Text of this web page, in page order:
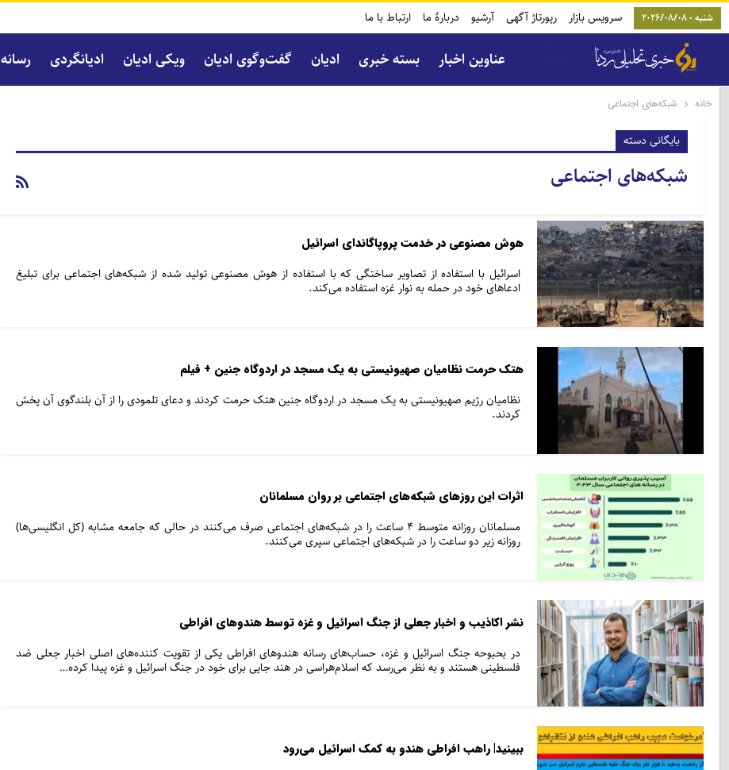
شنبه - 2026/08/08 سرویس بازار رپورتاژ آگهی آرشیو دربارۀ ما ارتباط با ما
عناوین اخبار بسته خبری ادیان گفت‌و‌گوی ادیان ویکی ادیان ادیانگردی رسانه
خانه شبکه‌های اجتماعی
بایگانی دسته
شبکه‌های اجتماعی
هوش مصنوعی در خدمت پروپاگاندای اسرائیل
اسرائیل با استفاده از تصاویر ساختگی که با استفاده از هوش مصنوعی تولید شده از شبکه‌های اجتماعی برای تبلیغ
ادعاهای خود در حمله به نوار غزه استفاده می‌کند.
هتک حرمت نظامیان صهیونیستی به یک مسجد در اردوگاه جنین + فیلم
نظامیان رژیم صهیونیستی به یک مسجد در اردوگاه جنین هتک حرمت کردند و دعای تلمودی را از آن بلندگوی آن پخش
کردند.
اثرات این‌ روزهای شبکه‌های اجتماعی بر روان مسلمانان
مسلمانان روزانه متوسط ۴ ساعت را در شبکه‌های اجتماعی صرف می‌کنند در حالی که جامعه مشابه (کل انگلیسی‌ها)
روزانه زیر دو ساعت را در شبکه‌های اجتماعی سپری می‌کنند.
نشر اکاذیب و اخبار جعلی از جنگ اسرائیل و غزه توسط هندوهای افراطی
در بحبوحه جنگ اسرائیل و غزه، حساب‌های رسانه هندوهای افراطی یکی از تقویت کننده‌های اصلی اخبار جعلی ضد
فلسطینی هستند و به نظر می‌رسد که اسلام‌هراسی در هند جایی برای خود در جنگ اسرائیل و غزه پیدا کرده…
ببینید| راهب افراطی هندو به کمک اسرائیل می‌رود